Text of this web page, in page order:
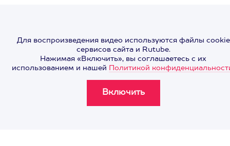
Для воспроизведения видео используются файлы cookie
сервисов сайта и Rutube.
Нажимая «Включить», вы соглашаетесь с их
использованием и нашей Политикой